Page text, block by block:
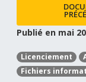
Publié en mai
Licenciement
Fichiers